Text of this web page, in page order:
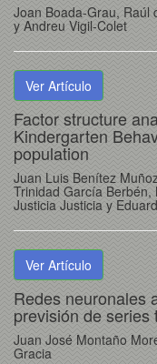
Joan Boada-Grau, Raúl
y Andreu Vigil-Colet
Ver Artículo
Factor structure
Kindergarten
population
Juan Luis Benítez
Trinidad García
Justicia Justicia y
Ver Artículo
Redes neuronales
previsión de series
Juan José Montaño
Gracia